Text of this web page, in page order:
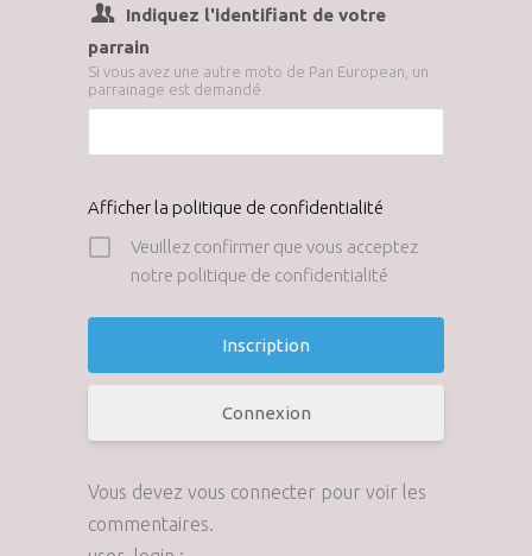
Indiquez l'identifiant de votre
parrain
Si vous avez une autre moto de Pan European, un
parrainage est demandé
Afficher la politique de confidentialité
Veuillez confirmer que vous acceptez
notre politique de confidentialité
Connexion
Vous devez vous connecter pour voir les
commentaires.